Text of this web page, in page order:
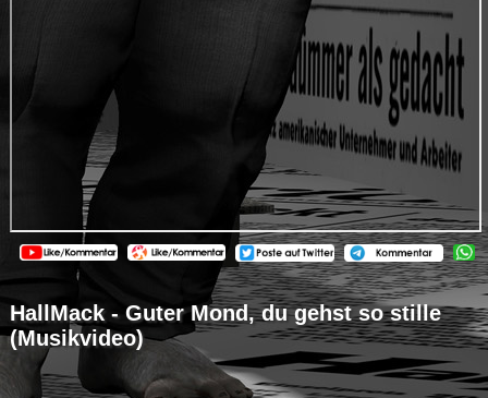
HallMack - Guter Mond, du gehst so stille
(Musikvideo)